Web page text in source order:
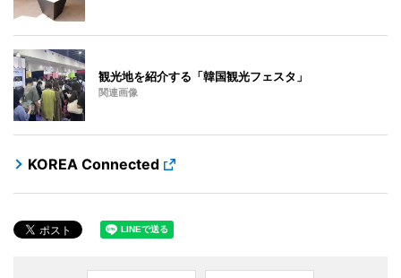
観光地を紹介する「韓国観光フェスタ」
関連画像
KOREA Connected